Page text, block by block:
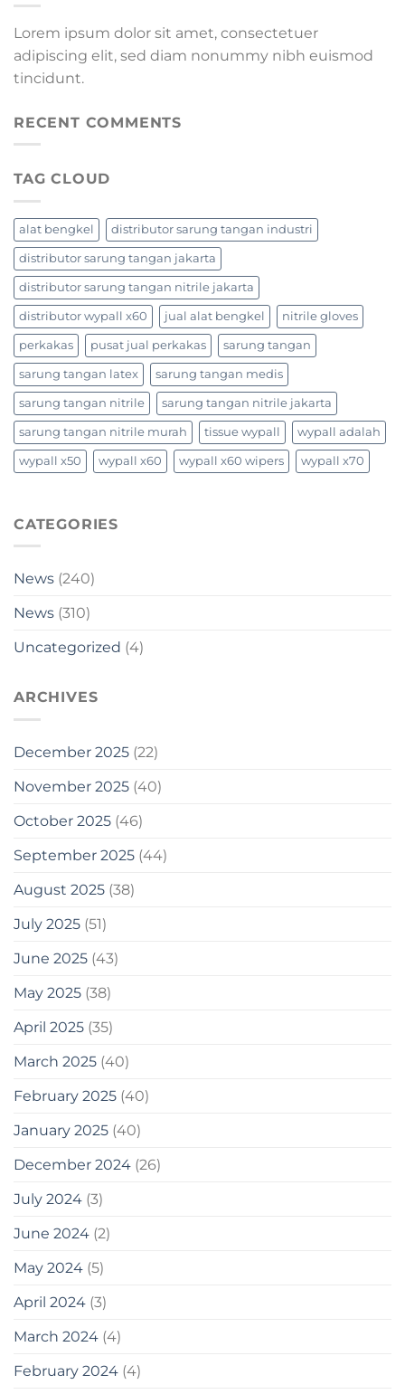
Lorem ipsum dolor sit amet, consectetuer
adipiscing elit, sed diam nonummy nibh euismod
tincidunt.
RECENT COMMENTS
TAG CLOUD
alat bengkel distributor sarung tangan industri
distributor sarung tangan jakarta
distributor sarung tangan nitrile jakarta
distributor wypall x60 jual alat bengkel nitrile gloves
perkakas pusat jual perkakas sarung tangan
sarung tangan latex sarung tangan medis
sarung tangan nitrile sarung tangan nitrile jakarta
sarung tangan nitrile murah tissue wypall wypall adalah
wypall x50 wypall x60 wypall x60 wipers wypall x70
CATEGORIES
News (240)
News (310)
Uncategorized (4)
ARCHIVES
December 2025 (22)
November 2025 (40)
October 2025 (46)
September 2025 (44)
August 2025 (38)
July 2025 (51)
June 2025 (43)
May 2025 (38)
April 2025 (35)
March 2025 (40)
February 2025 (40)
January 2025 (40)
December 2024 (26)
July 2024 (3)
June 2024 (2)
May 2024 (5)
April 2024 (3)
March 2024 (4)
February 2024 (4)